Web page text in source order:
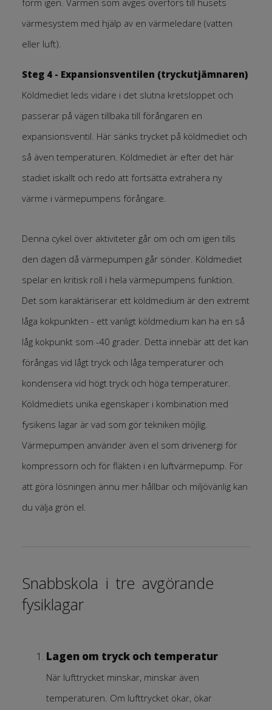
form igen. Värmen som avges överförs till husets
värmesystem med hjälp av en värmeledare (vatten
eller luft).
Steg 4 - Expansionsventilen (tryckutjämnaren)
Köldmediet leds vidare i det slutna kretsloppet och
passerar på vägen tillbaka till förångaren en
expansionsventil. Här sänks trycket på köldmediet och
så även temperaturen. Köldmediet är efter det här
stadiet iskallt och redo att fortsätta extrahera ny
värme i värmepumpens förångare.
Denna cykel över aktiviteter går om och om igen tills
den dagen då värmepumpen går sönder. Köldmediet
spelar en kritisk roll i hela värmepumpens funktion.
Det som karaktäriserar ett köldmedium är den extremt
låga kokpunkten - ett vanligt köldmedium kan ha en så
låg kokpunkt som -40 grader. Detta innebär att det kan
förångas vid lågt tryck och låga temperaturer och
kondensera vid högt tryck och höga temperaturer.
Köldmediets unika egenskaper i kombination med
fysikens lagar är vad som gör tekniken möjlig.
Värmepumpen använder även el som drivenergi för
kompressorn och för fläkten i en luftvärmepump. För
att göra lösningen ännu mer hållbar och miljövänlig kan
du välja grön el.
Snabbskola i tre avgörande
fysiklagar
Lagen om tryck och temperatur
När lufttrycket minskar, minskar även
temperaturen. Om lufttrycket ökar, ökar